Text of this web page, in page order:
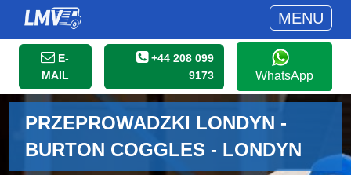
MENU
E-
MAIL
+44 208 099
9173
WhatsApp
PRZEPROWADZKI LONDYN -
BURTON COGGLES - LONDYN